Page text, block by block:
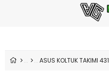
ASUS KOLTUK TAKIMI 431